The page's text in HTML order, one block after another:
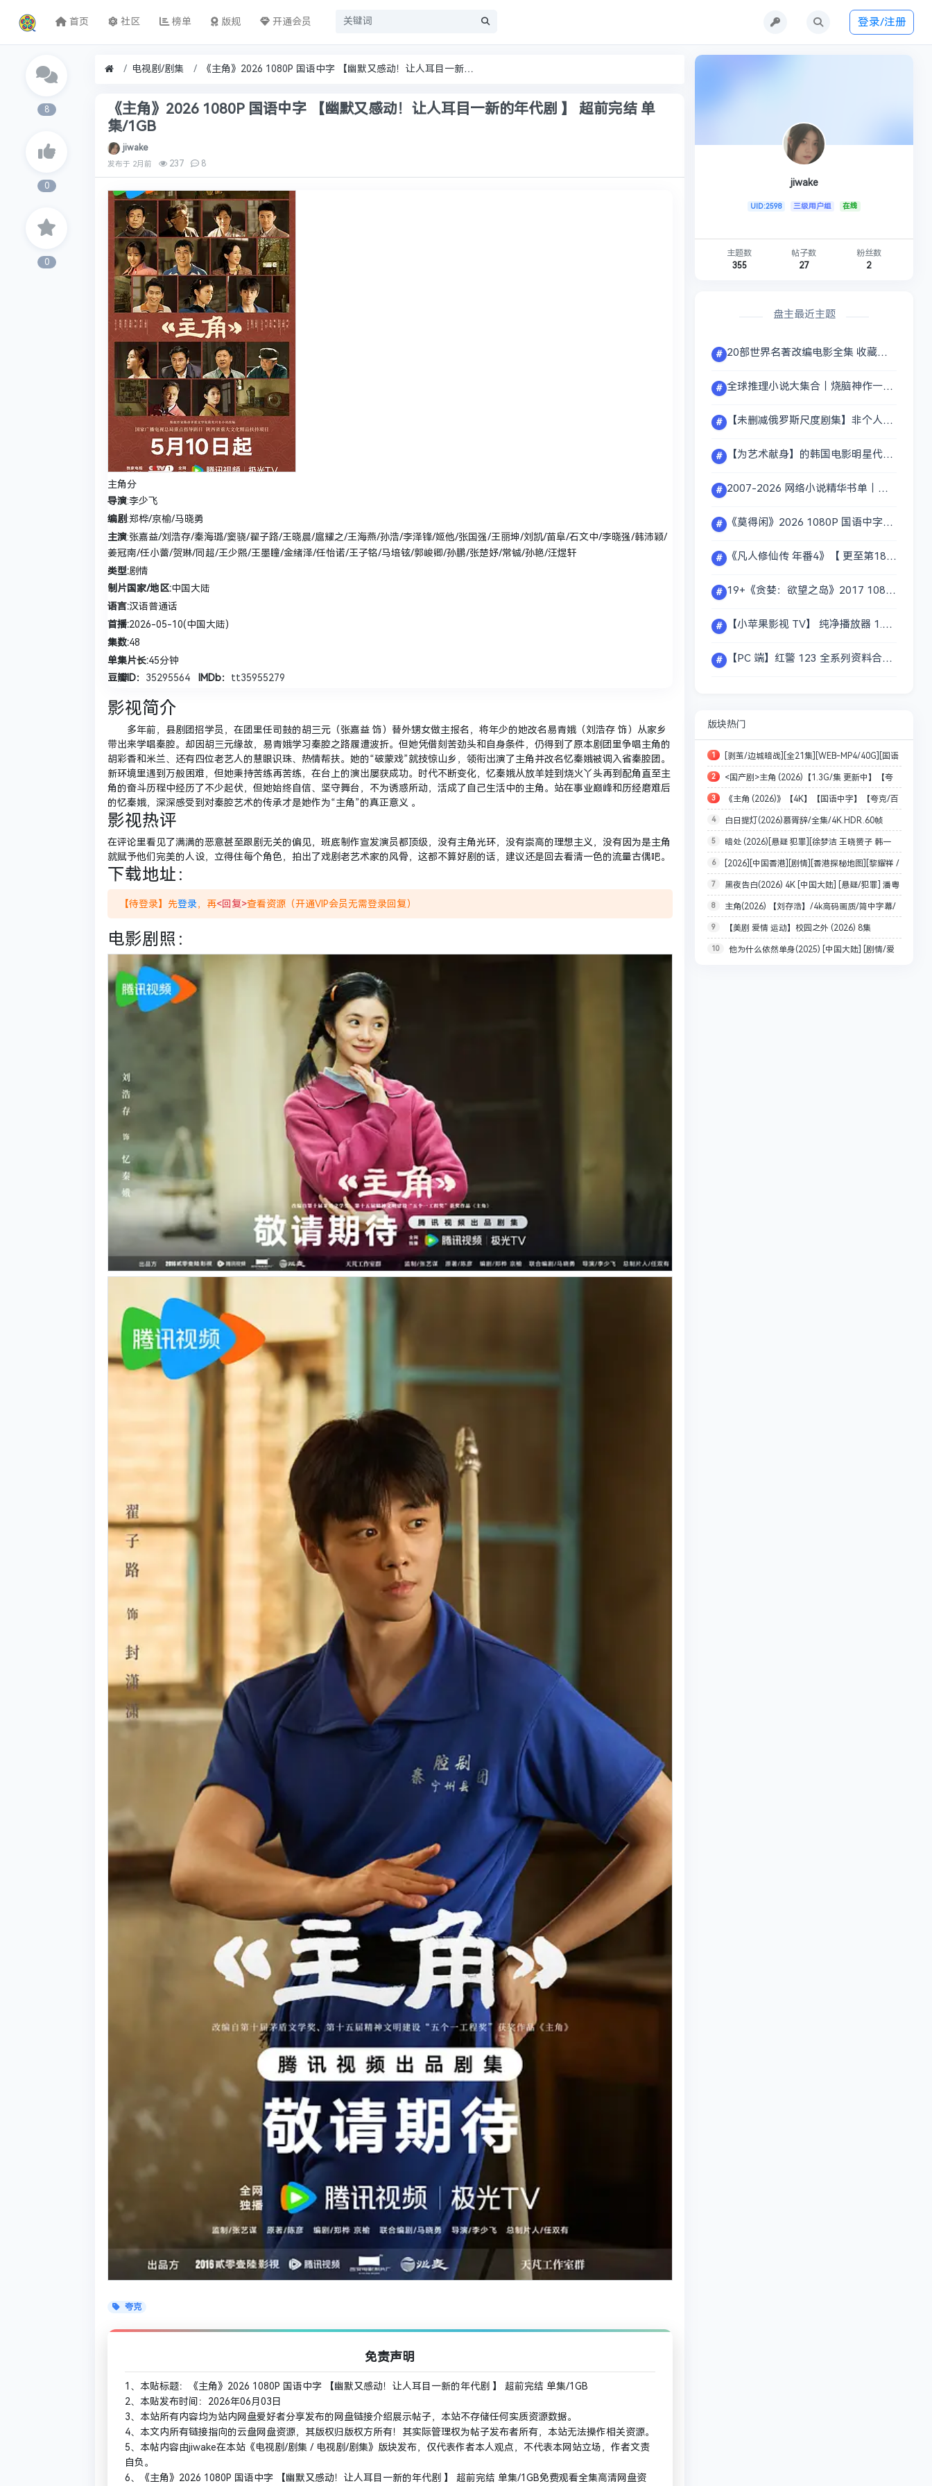
首页 社区 榜单 版规 开通会员 登录/注册
8
0
0
电视剧/剧集 《主角》2026 1080P 国语中字 【幽默又感动！让人耳目一新的年代剧 】 超前完结 单集/1GB
《主角》2026 1080P 国语中字 【幽默又感动！让人耳目一新的年代剧 】 超前完结 单
集/1GB
jiwake
发布于 2月前 237 8
主角 分
导演:李少飞
编剧:郑桦/京榆/马晓勇
主演:张嘉益/刘浩存/秦海璐/窦骁/翟子路/王晓晨/扈耀之/王海燕/孙浩/李泽锋/姬他/张国强/王丽坤/刘凯/苗阜/石文中/李晓强/韩沛颖/
姜冠南/任小蕾/贺琳/同超/王少熙/王墨瞳/金绪泽/任怡诺/王子铭/马培铉/郭峻卿/孙鹏/张楚妤/常铖/孙艳/汪煜轩
类型:剧情
制片国家/地区:中国大陆
语言:汉语普通话
首播:2026-05-10(中国大陆)
集数:48
单集片长:45分钟
豆瓣ID： 35295564 IMDb： tt35955279
影视简介
多年前，县剧团招学员，在团里任司鼓的胡三元（张嘉益 饰）替外甥女做主报名，将年少的她改名易青娥（刘浩存 饰）从家乡
带出来学唱秦腔。却因胡三元缘故，易青娥学习秦腔之路履遭波折。但她凭借刻苦劲头和自身条件，仍得到了原本剧团里争唱主角的
胡彩香和米兰、还有四位老艺人的慧眼识珠、热情帮扶。她的“破蒙戏”就技惊山乡，领衔出演了主角并改名忆秦娥被调入省秦腔团。
新环境里遇到万般困难，但她秉持苦练再苦练，在台上的演出屡获成功。时代不断变化，忆秦娥从放羊娃到烧火丫头再到配角直至主
角的奋斗历程中经历了不少起伏，但她始终自信、坚守舞台，不为诱惑所动，活成了自己生活中的主角。站在事业巅峰和历经磨难后
的忆秦娥，深深感受到对秦腔艺术的传承才是她作为“主角”的真正意义 。
影视热评
在评论里看见了满满的恶意甚至跟剧无关的偏见，班底制作宣发演员都顶级，没有主角光环，没有崇高的理想主义，没有因为是主角
就赋予他们完美的人设，立得住每个角色，拍出了戏剧老艺术家的风骨，这都不算好剧的话，建议还是回去看清一色的流量古偶吧。
下载地址：
【待登录】先登录，再<回复>查看资源（开通VIP会员无需登录回复）
电影剧照：
夸克
免责声明
1、本贴标题：《主角》2026 1080P 国语中字 【幽默又感动！让人耳目一新的年代剧 】 超前完结 单集/1GB
2、本贴发布时间：2026年06月03日
3、本站所有内容均为站内网盘爱好者分享发布的网盘链接介绍展示帖子，本站不存储任何实质资源数据。
4、本文内所有链接指向的云盘网盘资源，其版权归版权方所有！其实际管理权为帖子发布者所有，本站无法操作相关资源。
5、本帖内容由jiwake在本站《电视剧/剧集 / 电视剧/剧集》版块发布，仅代表作者本人观点，不代表本网站立场，作者文责
自负。
6、《主角》2026 1080P 国语中字 【幽默又感动！让人耳目一新的年代剧 】 超前完结 单集/1GB免费观看全集高清网盘资
jiwake
UID:2598 三级用户组 在线
主题数
355
帖子数
27
粉丝数
2
盘主最近主题
# 20部世界名著改编电影全集 收藏级63G｜纯正国语配音 高清完整版
# 全球推理小说大集合｜烧脑神作一次看够 精选超大超全包[1.2GB]
# 【未删减俄罗斯尺度剧集】非个人生活 2020 1080P【感觉男同事是最爽的，白白嫖一次啥付出没有】全9集 [7.3GB]
# 【为艺术献身】的韩国电影明星代表作合集|值得反复回味和收藏 [24.5GB]
# 2007-2026 网络小说精华书单｜各路大神代表作武侠/玄幻/奇幻/都市/悬疑/言情全收录[3.2GB]
# 《莫得闲》2026 1080P 国语中字【肖战 彭昱畅 刘昊然小人物的乱世悲歌，演绎格外动人】全3集[2.3GB]
# 《凡人修仙传 年番4》【 更至第185集】2026 国语中字 4K超清 【炸裂回归：单集600万砸穿天花板 挤爆B站】
# 19+《贪婪：欲望之岛》2017 1080P 韩语中字【我竟然萌生出征服女一号的冲动 腰部的小鱼儿纹身有别致的性感】 [2.4GB]
# 【小苹果影视 TV】 纯净播放器 1.7 解锁捐赠(刘大夫版) 【最强稳定老牌电视直播(点播)神器|聚合全网影视资源 4K高清 极速秒播】 [26MB]
# 【PC 端】红警 123 全系列资料合集｜整合 30 个版本 MOD 地图攻略典藏包 19.2GB
版块热门
1 [剥茧/边城暗战][全21集][WEB-MP4/40G][国语
配音/中文字幕][4K-2160P][罗云熙 刘雅瑟 2025最
新]
2 <国产剧>主角 (2026)【1.3G/集 更新中】【夸
克网盘】
3 《主角 (2026)》【4K】【国语中字】【夸克/百
度】
4 白日提灯(2026)慕胥辞/全集/4K.HDR.60帧
率.DV/夸克【单集1～5GB
5 暗处 (2026)[悬疑 犯罪][徐梦洁 王晓赟子 韩一
霆] [24集全][4K+1080P/单集426MB/国语中字]
6 [2026][中国香港][剧情][香港探秘地图][黎耀祥 /
龚嘉欣 / 丁子朗][全20集]（更至01集）
7 黑夜告白(2026) 4K [中国大陆] [悬疑/犯罪] 潘粤
明/王鹤棣 国语中字
8 主角(2026) 【刘存浩】/4k高码画质/简中字幕/
夸克/百度网盘资源【单集1～3GB】
9 【美剧 爱情 运动】校园之外 (2026) 8集
全/1080p/中文字幕【艾拉·布赖特 / 贝尔蒙特·卡梅
10 他为什么依然单身(2025) [中国大陆] [剧情/爱